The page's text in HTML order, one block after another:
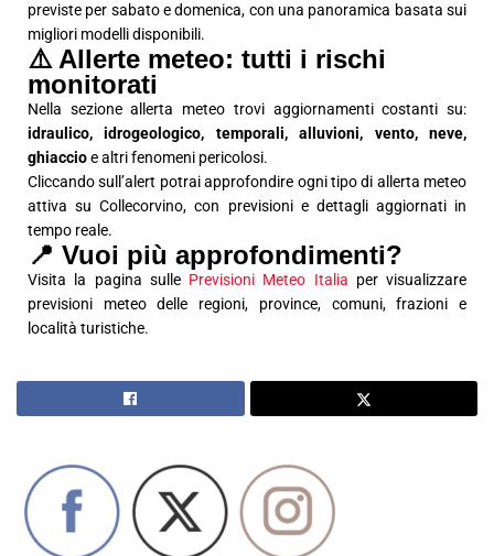
previste per sabato e domenica, con una panoramica basata sui
migliori modelli disponibili.
⚠️ Allerte meteo: tutti i rischi
monitorati
Nella sezione allerta meteo trovi aggiornamenti costanti su:
idraulico, idrogeologico, temporali, alluvioni, vento, neve,
ghiaccioe altri fenomeni pericolosi.
Cliccando sull’alert potrai approfondire ogni tipo di allerta meteo
attiva su Collecorvino, con previsioni e dettagli aggiornati in
tempo reale.
📍 Vuoi più approfondimenti?
Visita la pagina sulle Previsioni Meteo Italia per visualizzare
previsioni meteo delle regioni, province, comuni, frazioni e
località turistiche.